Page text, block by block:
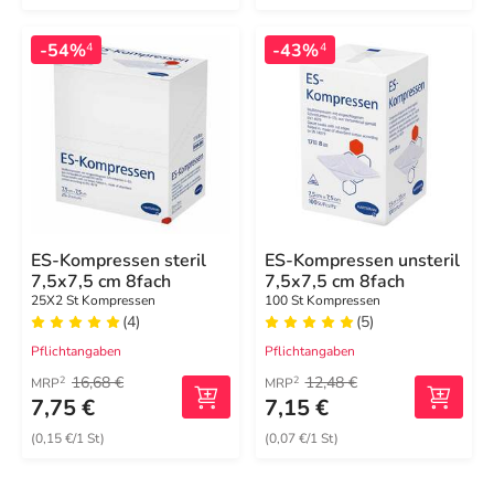
-54%4
ES-Kompressen steril
7,5x7,5 cm 8fach
25X2 St Kompressen
(4)
Pflichtangaben
MRP2 16,68 €
7,75 €
(0,15 €/1 St)
-43%4
ES-Kompressen unsteril
7,5x7,5 cm 8fach
100 St Kompressen
(5)
Pflichtangaben
MRP2 12,48 €
7,15 €
(0,07 €/1 St)